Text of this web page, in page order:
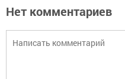
Нет комментариев